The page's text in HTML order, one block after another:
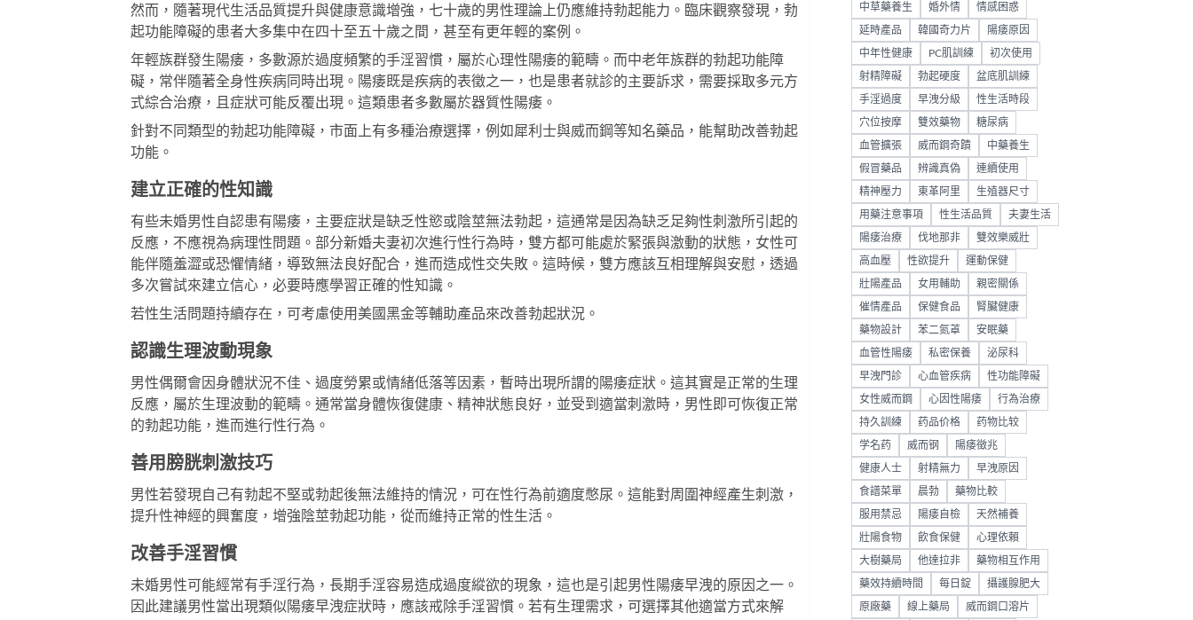
然而，隨著現代生活品質提升與健康意識增強，七十歲的男性理論上仍應維持勃起能力。臨床觀察發現，勃
起功能障礙的患者大多集中在四十至五十歲之間，甚至有更年輕的案例。
年輕族群發生陽痿，多數源於過度頻繁的手淫習慣，屬於心理性陽痿的範疇。而中老年族群的勃起功能障
礙，常伴隨著全身性疾病同時出現。陽痿既是疾病的表徵之一，也是患者就診的主要訴求，需要採取多元方
式綜合治療，且症狀可能反覆出現。這類患者多數屬於器質性陽痿。
針對不同類型的勃起功能障礙，市面上有多種治療選擇，例如 犀利士與威而鋼等知名藥品，能幫助改善勃起
功能。
建立正確的性知識
有些未婚男性自認患有陽痿，主要症狀是缺乏性慾或陰莖無法勃起，這通常是因為缺乏足夠性刺激所引起的
反應，不應視為病理性問題。部分新婚夫妻初次進行性行為時，雙方都可能處於緊張與激動的狀態，女性可
能伴隨羞澀或恐懼情緒，導致無法良好配合，進而造成性交失敗。這時候，雙方應該互相理解與安慰，透過
多次嘗試來建立信心，必要時應學習正確的性知識。
若性生活問題持續存在，可考慮使用 美國黑金等輔助產品來改善勃起狀況。
認識生理波動現象
男性偶爾會因身體狀況不佳、過度勞累或情緒低落等因素，暫時出現所謂的陽痿症狀。這其實是正常的生理
反應，屬於生理波動的範疇。通常當身體恢復健康、精神狀態良好，並受到適當刺激時，男性即可恢復正常
的勃起功能，進而進行性行為。
善用膀胱刺激技巧
男性若發現自己有勃起不堅或勃起後無法維持的情況，可在性行為前適度憋尿。這能對周圍神經產生刺激，
提升性神經的興奮度，增強陰莖勃起功能，從而維持正常的性生活。
改善手淫習慣
未婚男性可能經常有手淫行為，長期手淫容易造成過度縱欲的現象，這也是引起男性陽痿早洩的原因之一。
因此建議男性當出現類似陽痿早洩症狀時，應該戒除手淫習慣。若有生理需求，可選擇其他適當方式來解
中草藥養生 婚外情 情感困惑
延時產品 韓國奇力片 陽痿原因
中年性健康 PC肌訓練 初次使用
射精障礙 勃起硬度 盆底肌訓練
手淫過度 早洩分級 性生活時段
穴位按摩 雙效藥物 糖尿病
血管擴張 威而鋼奇蹟 中藥養生
假冒藥品 辨識真偽 連續使用
精神壓力 東革阿里 生殖器尺寸
用藥注意事項 性生活品質 夫妻生活
陽痿治療 伐地那非 雙效樂威壯
高血壓 性欲提升 運動保健
壯陽產品 女用輔助 親密關係
催情產品 保健食品 腎臟健康
藥物設計 苯二氮䓬 安眠藥
血管性陽痿 私密保養 泌尿科
早洩門診 心血管疾病 性功能障礙
女性威而鋼 心因性陽痿 行為治療
持久訓練 药品价格 药物比较
学名药 威而钢 陽痿徵兆
健康人士 射精無力 早洩原因
食譜菜單 晨勃 藥物比較
服用禁忌 陽痿自檢 天然補養
壯陽食物 飲食保健 心理依賴
大樹藥局 他達拉非 藥物相互作用
藥效持續時間 每日錠 攝護腺肥大
原廠藥 線上藥局 威而鋼口溶片